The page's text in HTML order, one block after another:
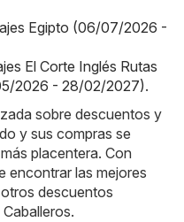
Egipto (06/07/2026 -
El Corte Inglés Rutas
2026 - 28/02/2027).
sobre descuentos y
y sus compras se
placentera. Con
encontrar las mejores
descuentos